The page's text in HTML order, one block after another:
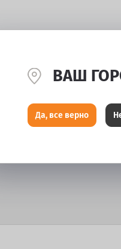
ВАШ
Да, все верно